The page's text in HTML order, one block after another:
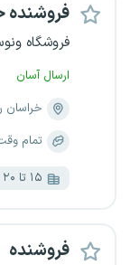
فروشنده
فروشگاه
ارسال آسان
تمام
۱۵ تا ۲۰ میلیون تومان
فروشنده